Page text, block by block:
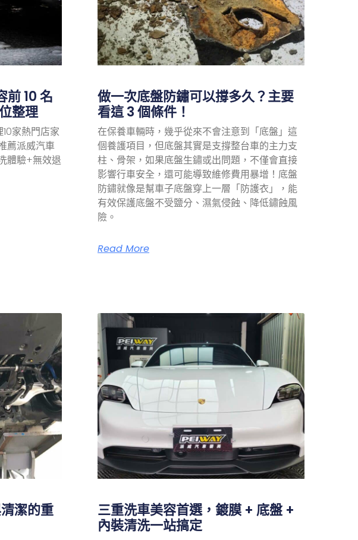
前 10 名
整理
家熱門店家
薦派威汽車
體驗+無效退
做一次底盤防鏽可以撐多久？主要
看這 3 個條件！
在保養車輛時，幾乎從來不會注意到「底盤」這
個養護項目，但底盤其實是支撐整台車的主力支
柱、骨架，如果底盤生鏽或出問題，不僅會直接
影響行車安全，還可能導致維修費用暴增！底盤
防鏽就像是幫車子底盤穿上一層「防護衣」，能
有效保護底盤不受鹽分、濕氣侵蝕、降低鏽蝕風
險。
Read More
潔的重
三重洗車美容首選，鍍膜 + 底盤 +
內裝清洗一站搞定